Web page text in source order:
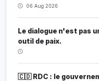
06 Aug 2026
Le dialogue n'est pas
outil de paix.
🇨🇩 RDC : le